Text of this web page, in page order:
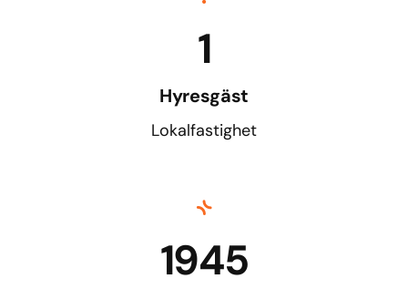
1
Hyresgäst
Lokalfastighet
1945